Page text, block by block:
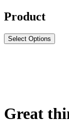
Product
Select Options
Great